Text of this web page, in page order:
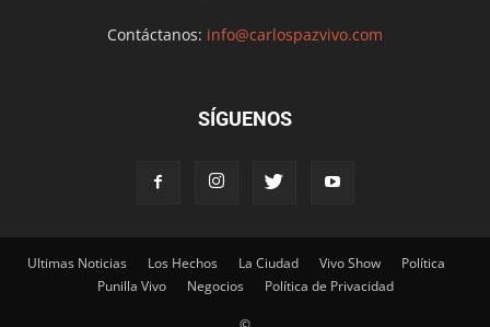
Contáctanos: info@carlospazvivo.com
SÍGUENOS
Ultimas Noticias Los Hechos La Ciudad Vivo Show
Política
Punilla Vivo
Negocios Política de Privacidad